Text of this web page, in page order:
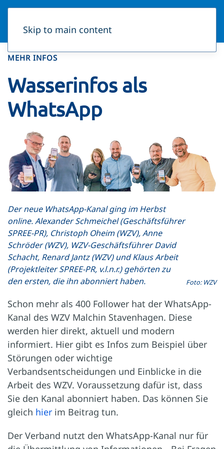
Skip to main content
MEHR INFOS
Wasserinfos als
WhatsApp
Der neue WhatsApp-Kanal ging im Herbst
online. Alexander Schmeichel (Geschäftsführer
SPREE-PR), Christoph Oheim (WZV), Anne
Schröder (WZV), WZV-Geschäftsführer David
Schacht, Renard Jantz (WZV) und Klaus Arbeit
(Projektleiter SPREE-PR, v.l.n.r.) gehörten zu
den ersten, die ihn abonniert haben.
Foto: WZV
Schon mehr als 400 Follower hat der WhatsApp-
Kanal des WZV Malchin Stavenhagen. Diese
werden hier direkt, aktuell und modern
informiert. Hier gibt es Infos zum Beispiel über
Störungen oder wichtige
Verbandsentscheidungen und Einblicke in die
Arbeit des WZV. Voraussetzung dafür ist, dass
Sie den Kanal abonniert haben. Das können Sie
gleich hier im Beitrag tun.
Der Verband nutzt den WhatsApp-Kanal nur für